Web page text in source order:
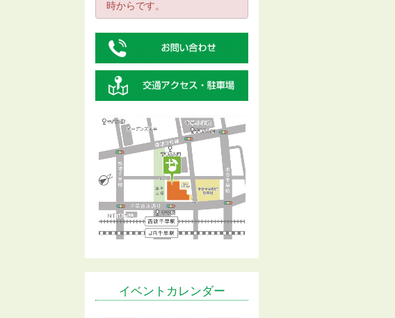
時からです。
イベントカレンダー